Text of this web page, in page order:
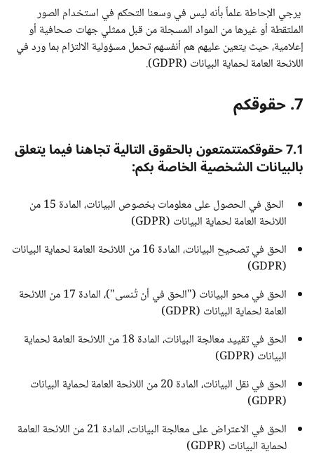
يرجي الإحاطة علماً بأنه ليس في وسعنا التحكم في استخدام الصور
الملتقطة أو غيرها من المواد المسجلة من قبل ممثلي جهات صحافية أو
إعلامية، حيث يتعين عليهم هم أنفسهم تحمل مسؤولية الالتزام بما ورد في
اللائحة العامة لحماية البيانات (GDPR).
7. حقوقكم
7.1 حقوقكمتتمتعون بالحقوق التالية تجاهنا فيما يتعلق
بالبيانات الشخصية الخاصة بكم:
الحق في الحصول على معلومات بخصوص البيانات، المادة 15 من
اللائحة العامة لحماية البيانات (GDPR)
الحق في تصحيح البيانات، المادة 16 من اللائحة العامة لحماية البيانات
(GDPR)
الحق في محو البيانات ("الحق في أن تُنسى")، المادة 17 من اللائحة
العامة لحماية البيانات (GDPR)
الحق في تقييد معالجة البيانات، المادة 18 من اللائحة العامة لحماية
البيانات (GDPR)
الحق في نقل البيانات، المادة 20 من اللائحة العامة لحماية البيانات
(GDPR)
الحق في الاعتراض على معالجة البيانات، المادة 21 من اللائحة العامة
لحماية البيانات (GDPR)